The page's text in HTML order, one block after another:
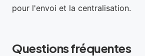
pour l'envoi et la centralisation.
Questions fréquentes